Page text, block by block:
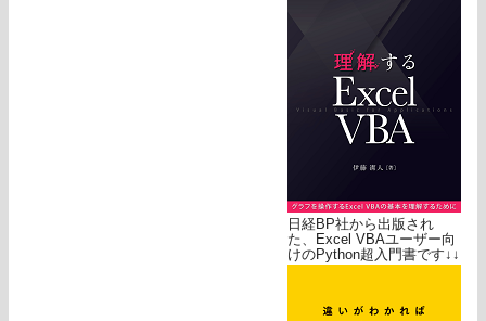
日経BP社から出版され
た、Excel VBAユーザー向
けのPython超入門書です↓↓